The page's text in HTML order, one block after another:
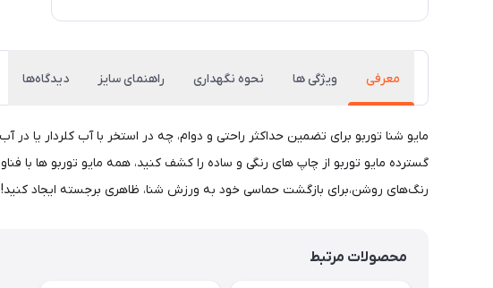
معرفی ویژگی ها نحوه نگهداری راهنمای سایز دیدگاه‌ها
رنگ‌های روشن،برای بازگشت حماسی خود به ورزش شنا، ظاهری برجسته ایجاد کنید!
محصولات مرتبط